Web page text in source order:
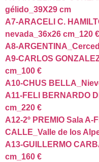
gélido_39X29 cm
A7-ARACELI C.
nevada_36x26 cm_120 €
A8-
A9-CARLOS
cm_100 €
A10-CHUS
A11-FELI BERNARDO
cm_220 €
A12-2º PREMIO Sala
CALLE_Valle de los
A13-GUILLERMO
cm_160 €